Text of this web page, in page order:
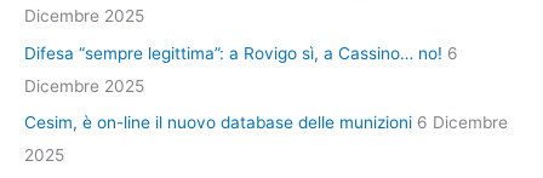
Dicembre 2025
Difesa “sempre legittima”: a Rovigo sì, a Cassino… no! 6
Dicembre 2025
Cesim, è on-line il nuovo database delle munizioni 6 Dicembre
2025